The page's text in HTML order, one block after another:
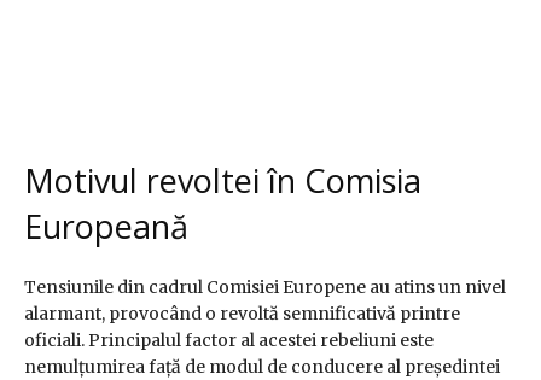
Motivul revoltei în Comisia
Europeană
Tensiunile din cadrul Comisiei Europene au atins un nivel
alarmant, provocând o revoltă semnificativă printre
oficiali. Principalul factor al acestei rebeliuni este
nemulțumirea față de modul de conducere al președintei